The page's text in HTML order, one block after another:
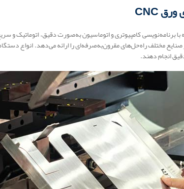
دستگاه 3 محوره است که با برنامه‌نویسی کامپیوتری و اتوماسیون به‌صورت
انجام دهند.